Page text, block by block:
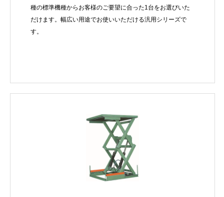
種の標準機種からお客様のご要望に合った1台をお選びいた
だけます。幅広い用途でお使いいただける汎用シリーズで
す。